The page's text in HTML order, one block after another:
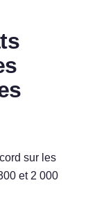
sur les
et 2 000